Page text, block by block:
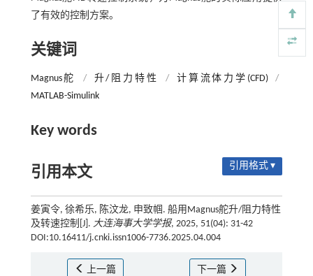
了有效的控制方案。
关键词
Magnus舵 / 升/阻力特性 / 计算流体力学(CFD)
/
MATLAB-Simulink
Key words
引用本文 引用格式 ▾
姜寅令, 徐希乐, 陈汶龙, 申致帼. 船用Magnus舵升/阻力特性
及转速控制[J]. 大连海事大学学报, 2025, 51(04): 31-42
DOI:10.16411/j.cnki.issn1006-7736.2025.04.004
上一篇 下一篇